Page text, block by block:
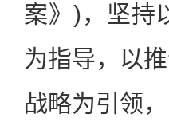
案》)，坚持
为指导，以
战略为引领